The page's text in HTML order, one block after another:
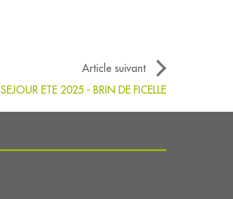
Article suivant
SEJOUR ETE 2025 - BRIN DE FICELLE